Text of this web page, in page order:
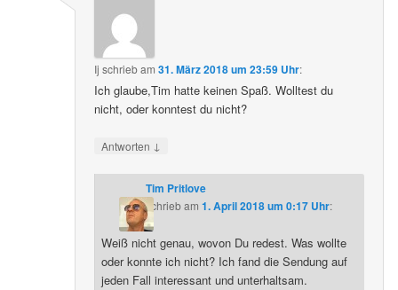
Ij schriebam31. März 2018 um 23:59 Uhr:
Ich glaube,Tim hatte keinen Spaß. Wolltest du
nicht, oder konntest du nicht?
Antworten ↓
Tim Pritlove
schriebam 1. April 2018 um 0:17 Uhr:
Weiß nicht genau, wovon Du redest. Was wollte
oder konnte ich nicht? Ich fand die Sendung auf
jeden Fall interessant und unterhaltsam.